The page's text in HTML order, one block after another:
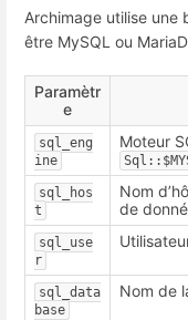
Archimage utilise une
être MySQL ou
Paramètr
e
sql_eng
ine
Moteur
sql_hos
t
Nom
de
sql_use
r
sql_data
base
Nom de